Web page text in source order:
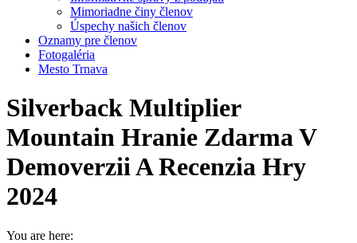
Mimoriadne činy členov
Úspechy našich členov
Oznamy pre členov
Fotogaléria
Mesto Trnava
Silverback Multiplier
Mountain Hranie Zdarma V
Demoverzii A Recenzia Hry
2024
You are here: